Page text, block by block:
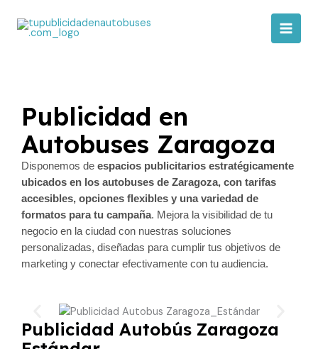
contenido
Publicidad en
Autobuses Zaragoza
Disponemos de espacios publicitarios estratégicamente
ubicados en los autobuses de Zaragoza, con tarifas
accesibles, opciones flexibles y una variedad de
formatos para tu campaña. Mejora la visibilidad de tu
negocio en la ciudad con nuestras soluciones
personalizadas, diseñadas para cumplir tus objetivos de
marketing y conectar efectivamente con tu audiencia.
Publicidad Autobús Zaragoza